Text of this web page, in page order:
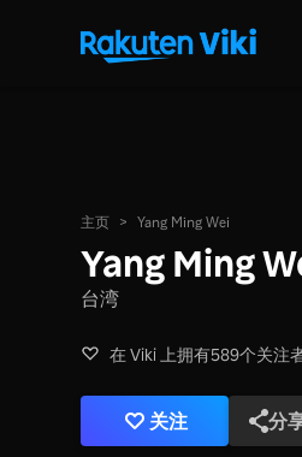
主页 > Yang Ming Wei
Yang Ming
台湾
在 Viki 上拥有589个关注
关注 分